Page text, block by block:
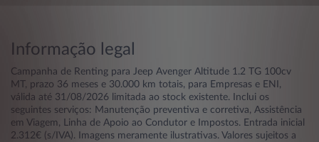
Informação legal
Campanha de Renting para Jeep Avenger Altitude 1.2 TG 100cv
MT, prazo 36 meses e 30.000 km totais, para Empresas e ENI,
válida até 31/08/2026 limitada ao stock existente. Inclui os
seguintes serviços: Manutenção preventiva e corretiva, Assistência
em Viagem, Linha de Apoio ao Condutor e Impostos. Entrada inicial
2.312€ (s/IVA). Imagens meramente ilustrativas. Valores sujeitos a